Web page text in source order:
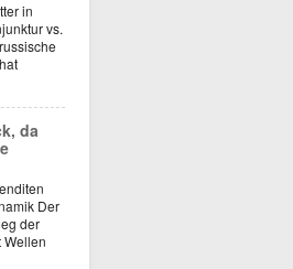
in
vs.
da
Der
der
Wellen